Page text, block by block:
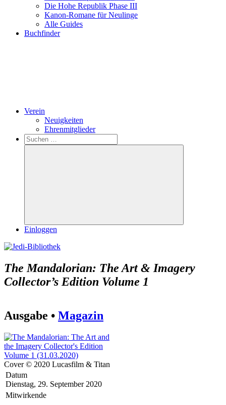
Die Hohe Republik Phase III
Kanon-Romane für Neulinge
Alle Guides
Buchfinder
Verein
Neuigkeiten
Ehrenmitglieder
Search
Suchen
nach:
Suchen
Einloggen
The Mandalorian: The Art & Imagery
Collector’s Edition Volume 1
Ausgabe • Magazin
Cover © 2020 Lucasfilm & Titan
Datum
Dienstag, 29. September 2020
Mitwirkende